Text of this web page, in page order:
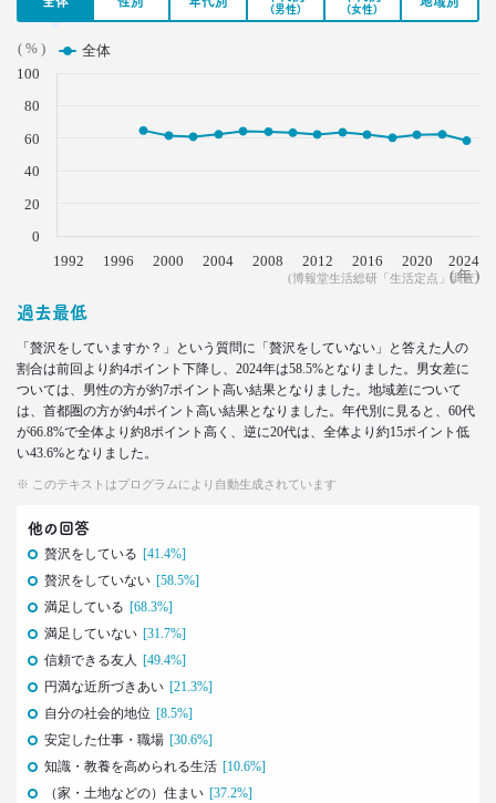
子ども思いの「40代おじさん」に送る
“ドミニカ流”子育て法
–日経クロストレンド 連載㉑–
前沢 裕文
40代おじさんの人生は最低の50点台
救いの言葉を住職に求めた
–日経クロストレンド 連載⑲–
生活総研 上席研究員/コピーライター
前沢 裕文
2021.11.25
「定年前の3つのブルー」
–日経クロストレンド 連載⑱–
生活総研 上席研究員
奥田民生も自信がなくてビビり!?
–日経クロストレンド 連載⑰–
生活総研 上席研究員/コピーライター
前沢 裕文
(男性) (女性)
( 年 )
( % )
(博報堂生活総研「生活定点」調査)
全体
1992 1996 2000 2004 2008 2012 2016 2020 2024
0
20
40
60
80
100
過去最低
「贅沢をしていますか？」という質問に「贅沢をしていない」と答えた人の
割合は前回より約4ポイント下降し、2024年は58.5%となりました。男女差に
ついては、男性の方が約7ポイント高い結果となりました。地域差について
は、首都圏の方が約4ポイント高い結果となりました。年代別に見ると、60代
が66.8%で全体より約8ポイント高く、逆に20代は、全体より約15ポイント低
い43.6%となりました。
※ このテキストはプログラムにより自動生成されています
他の回答
贅沢をしている [41.4%]
贅沢をしていない [58.5%]
満足している [68.3%]
満足していない [31.7%]
信頼できる友人 [49.4%]
円満な近所づきあい [21.3%]
自分の社会的地位 [8.5%]
安定した仕事・職場 [30.6%]
知識・教養を高められる生活 [10.6%]
（家・土地などの）住まい [37.2%]